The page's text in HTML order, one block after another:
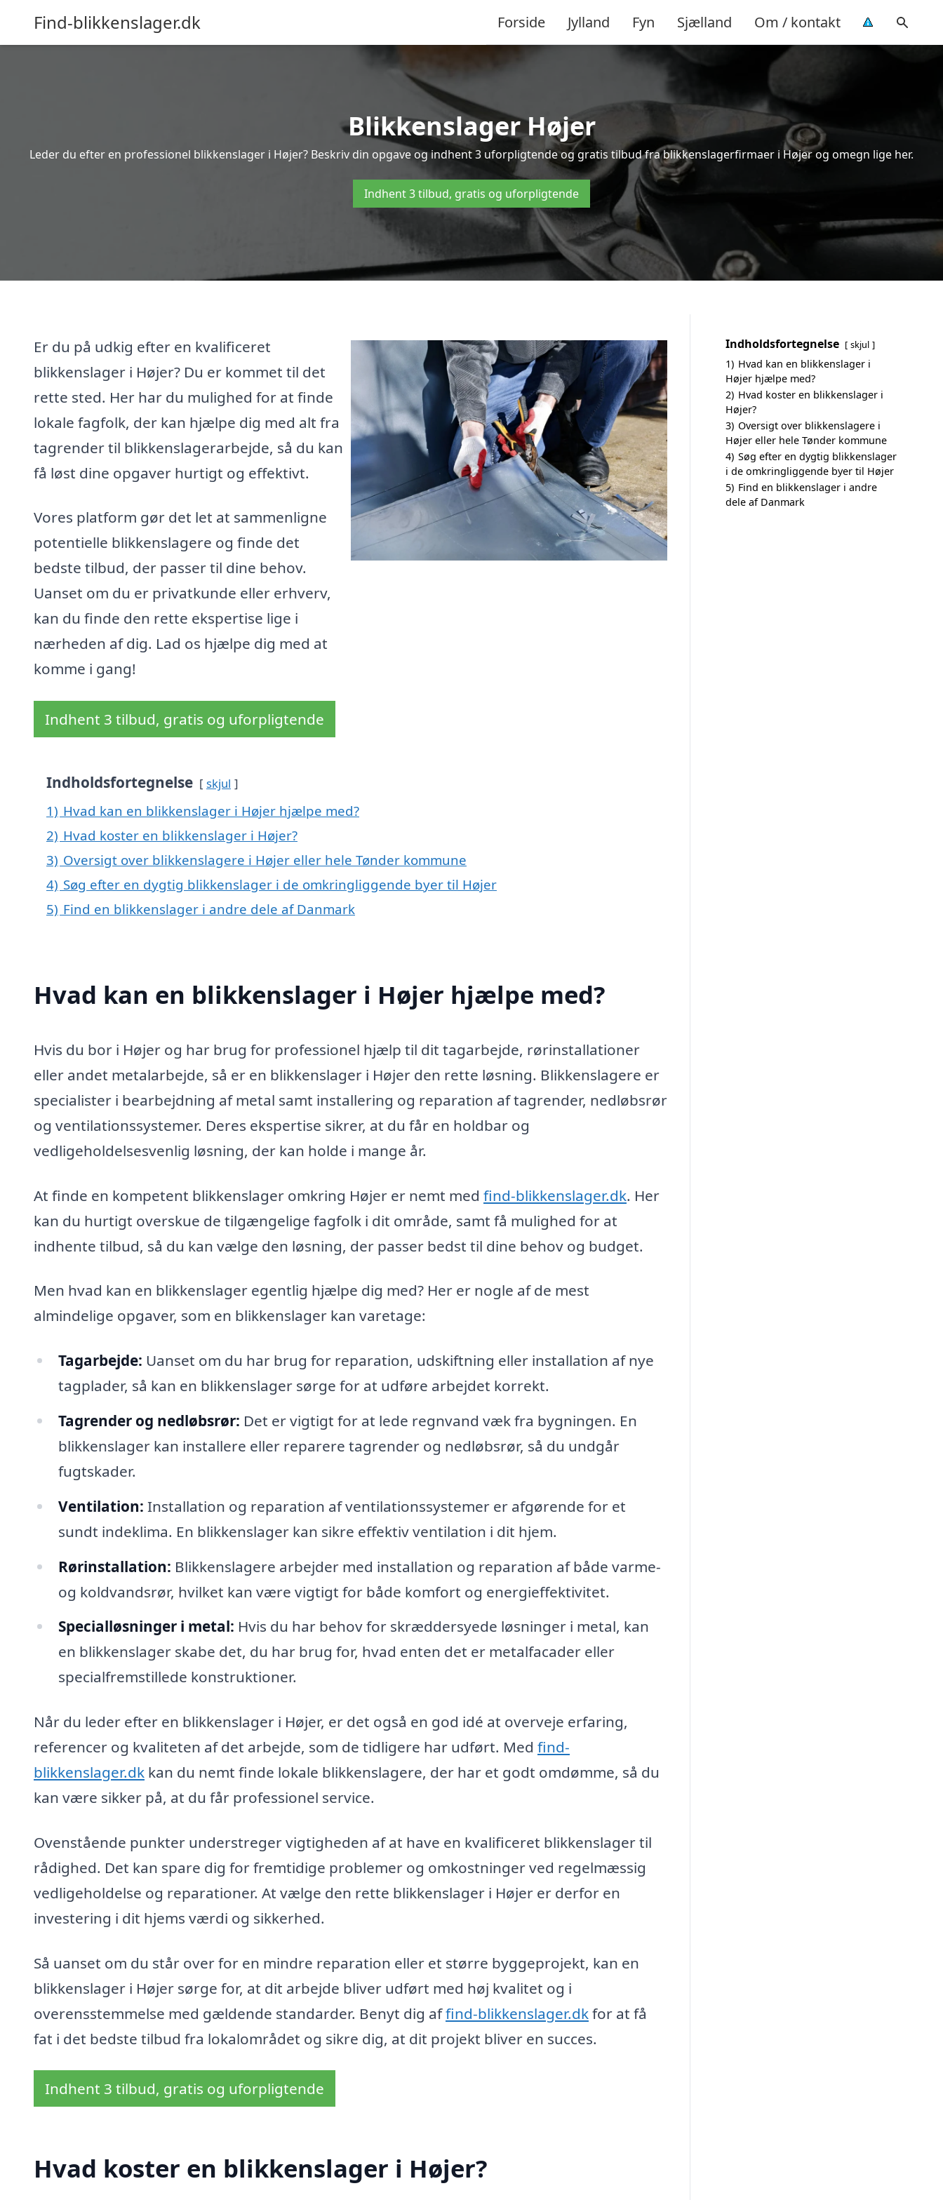
Find-blikkenslager.dk Forside Jylland Fyn Sjælland Om / kontakt
Blikkenslager Højer
Leder du efter en professionel blikkenslager i Højer? Beskriv din opgave og indhent 3 uforpligtende og gratis tilbud fra blikkenslagerfirmaer i Højer og omegn lige her.
Indhent 3 tilbud, gratis og uforpligtende
Er du på udkig efter en kvalificeret
blikkenslager i Højer? Du er kommet til det
rette sted. Her har du mulighed for at finde
lokale fagfolk, der kan hjælpe dig med alt fra
tagrender til blikkenslagerarbejde, så du kan
få løst dine opgaver hurtigt og effektivt.
Vores platform gør det let at sammenligne
potentielle blikkenslagere og finde det
bedste tilbud, der passer til dine behov.
Uanset om du er privatkunde eller erhverv,
kan du finde den rette ekspertise lige i
nærheden af dig. Lad os hjælpe dig med at
komme i gang!
Indhent 3 tilbud, gratis og uforpligtende
Indholdsfortegnelse skjul
1) Hvad kan en blikkenslager i Højer hjælpe med?
2) Hvad koster en blikkenslager i Højer?
3) Oversigt over blikkenslagere i Højer eller hele Tønder kommune
4) Søg efter en dygtig blikkenslager i de omkringliggende byer til Højer
5) Find en blikkenslager i andre dele af Danmark
Hvad kan en blikkenslager i Højer hjælpe med?
Hvis du bor i Højer og har brug for professionel hjælp til dit tagarbejde, rørinstallationer
eller andet metalarbejde, så er en blikkenslager i Højer den rette løsning. Blikkenslagere er
specialister i bearbejdning af metal samt installering og reparation af tagrender, nedløbsrør
og ventilationssystemer. Deres ekspertise sikrer, at du får en holdbar og
vedligeholdelsesvenlig løsning, der kan holde i mange år.
At finde en kompetent blikkenslager omkring Højer er nemt med find-blikkenslager.dk. Her
kan du hurtigt overskue de tilgængelige fagfolk i dit område, samt få mulighed for at
indhente tilbud, så du kan vælge den løsning, der passer bedst til dine behov og budget.
Men hvad kan en blikkenslager egentlig hjælpe dig med? Her er nogle af de mest
almindelige opgaver, som en blikkenslager kan varetage:
Tagarbejde: Uanset om du har brug for reparation, udskiftning eller installation af nye
tagplader, så kan en blikkenslager sørge for at udføre arbejdet korrekt.
Tagrender og nedløbsrør: Det er vigtigt for at lede regnvand væk fra bygningen. En
blikkenslager kan installere eller reparere tagrender og nedløbsrør, så du undgår
fugtskader.
Ventilation: Installation og reparation af ventilationssystemer er afgørende for et
sundt indeklima. En blikkenslager kan sikre effektiv ventilation i dit hjem.
Rørinstallation: Blikkenslagere arbejder med installation og reparation af både varme-
og koldvandsrør, hvilket kan være vigtigt for både komfort og energieffektivitet.
Specialløsninger i metal: Hvis du har behov for skræddersyede løsninger i metal, kan
en blikkenslager skabe det, du har brug for, hvad enten det er metalfacader eller
specialfremstillede konstruktioner.
Når du leder efter en blikkenslager i Højer, er det også en god idé at overveje erfaring,
referencer og kvaliteten af det arbejde, som de tidligere har udført. Med find-
blikkenslager.dk kan du nemt finde lokale blikkenslagere, der har et godt omdømme, så du
kan være sikker på, at du får professionel service.
Ovenstående punkter understreger vigtigheden af at have en kvalificeret blikkenslager til
rådighed. Det kan spare dig for fremtidige problemer og omkostninger ved regelmæssig
vedligeholdelse og reparationer. At vælge den rette blikkenslager i Højer er derfor en
investering i dit hjems værdi og sikkerhed.
Så uanset om du står over for en mindre reparation eller et større byggeprojekt, kan en
blikkenslager i Højer sørge for, at dit arbejde bliver udført med høj kvalitet og i
overensstemmelse med gældende standarder. Benyt dig affind-blikkenslager.dkfor at få
fat i det bedste tilbud fra lokalområdet og sikre dig, at dit projekt bliver en succes.
Indhent 3 tilbud, gratis og uforpligtende
Hvad koster en blikkenslager i Højer?
Indholdsfortegnelse skjul
1) Hvad kan en blikkenslager i
Højer hjælpe med?
2) Hvad koster en blikkenslager i
Højer?
3) Oversigt over blikkenslagere i
Højer eller hele Tønder kommune
4) Søg efter en dygtig blikkenslager
i de omkringliggende byer til Højer
5) Find en blikkenslager i andre
dele af Danmark